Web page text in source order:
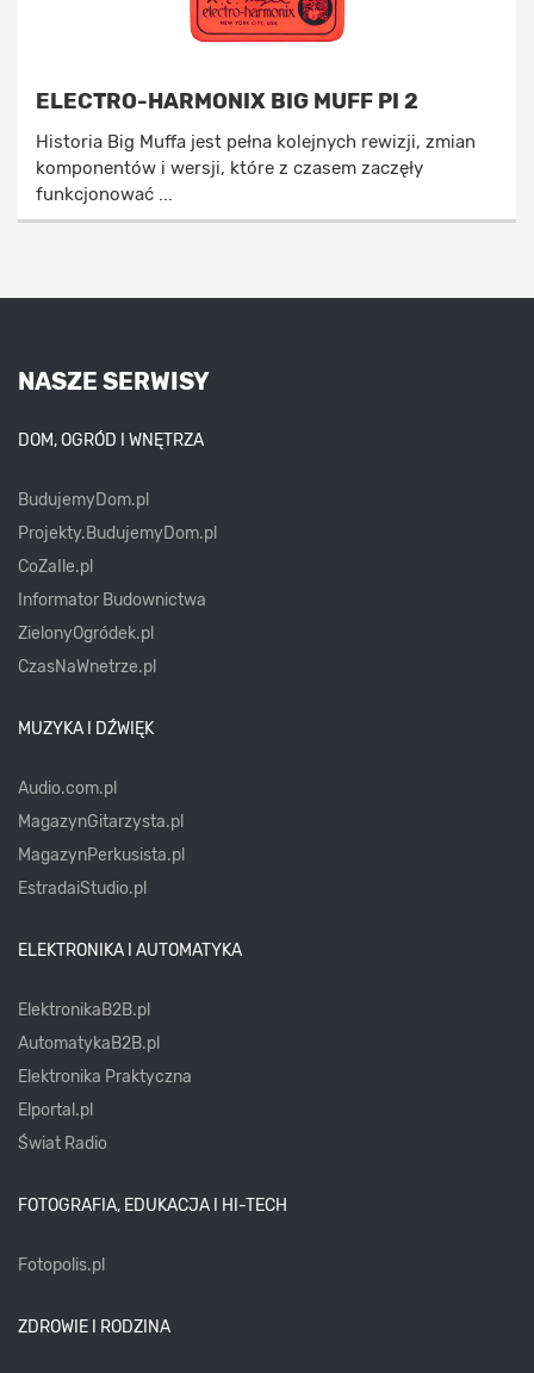
ELECTRO-HARMONIX BIG MUFF PI 2
Historia Big Muffa jest pełna kolejnych rewizji, zmian
komponentów i wersji, które z czasem zaczęły
funkcjonować ...
NASZE SERWISY
DOM, OGRÓD I WNĘTRZA
BudujemyDom.pl
Projekty.BudujemyDom.pl
CoZaIle.pl
Informator Budownictwa
ZielonyOgródek.pl
CzasNaWnetrze.pl
MUZYKA I DŹWIĘK
Audio.com.pl
MagazynGitarzysta.pl
MagazynPerkusista.pl
EstradaiStudio.pl
ELEKTRONIKA I AUTOMATYKA
ElektronikaB2B.pl
AutomatykaB2B.pl
Elektronika Praktyczna
Elportal.pl
Świat Radio
FOTOGRAFIA, EDUKACJA I HI-TECH
Fotopolis.pl
ZDROWIE I RODZINA